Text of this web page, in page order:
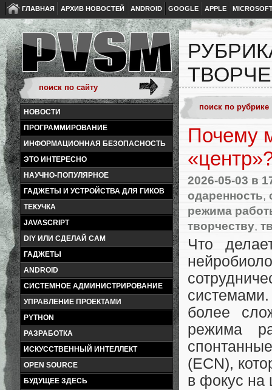
ГЛАВНАЯ АРХИВ НОВОСТЕЙ ANDROID GOOGLE APPLE
НОВОСТИ
ПРОГРАММИРОВАНИЕ
ИНФОРМАЦИОННАЯ БЕЗОПАСНОСТЬ
ЭТО ИНТЕРЕСНО
НАУЧНО-ПОПУЛЯРНОЕ
ГАДЖЕТЫ И УСТРОЙСТВА ДЛЯ ГИКОВ
ТЕКУЧКА
JAVASCRIPT
DIY ИЛИ СДЕЛАЙ САМ
ГАДЖЕТЫ
ANDROID
СИСТЕМНОЕ АДМИНИСТРИРОВАНИЕ
УПРАВЛЕНИЕ ПРОЕКТАМИ
PYTHON
РАЗРАБОТКА
ИСКУССТВЕННЫЙ ИНТЕЛЛЕКТ
OPEN SOURCE
БУДУЩЕЕ ЗДЕСЬ
Почему
2026-05-03 в
одаренность,
режима
творчеству,
Что
более
режима
(ECN),
в фокус на